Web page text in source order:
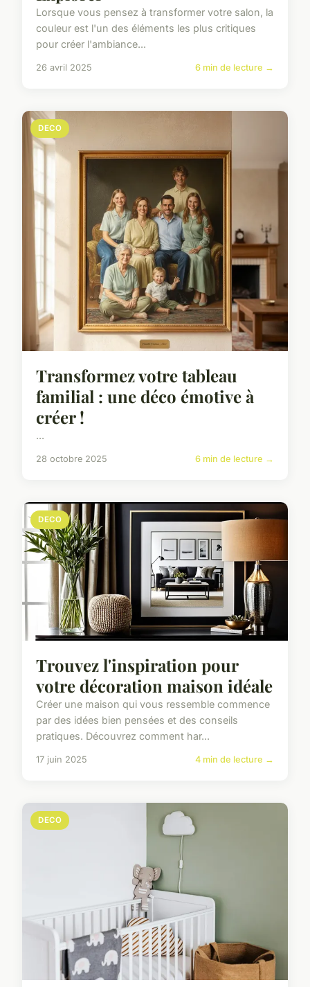
Lorsque vous pensez à transformer votre salon, la
couleur est l'un des éléments les plus critiques
pour créer l'ambiance...
26 avril 2025 6 min de lecture →
DECO
Transformez votre tableau
familial : une déco émotive à
créer !
...
28 octobre 2025 6 min de lecture →
DECO
Trouvez l'inspiration pour
votre décoration maison idéale
Créer une maison qui vous ressemble commence
par des idées bien pensées et des conseils
pratiques. Découvrez comment har...
17 juin 2025 4 min de lecture →
DECO